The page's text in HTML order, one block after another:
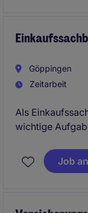
Göppingen
Zeitarbeit
Als
wichtige
engagiertes
der Prozesse bei.
Job